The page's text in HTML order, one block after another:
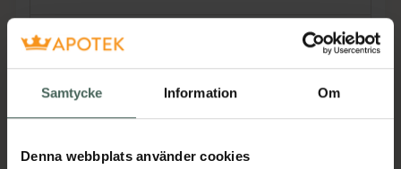
Samtycke Information Om
Denna webbplats använder cookies
Kosttillskott. Rekommenderad
daglig dos bör inte överskridas.
Kosttillskott bör inte ersätta en
varierad kost och en hälsosam
små barn.